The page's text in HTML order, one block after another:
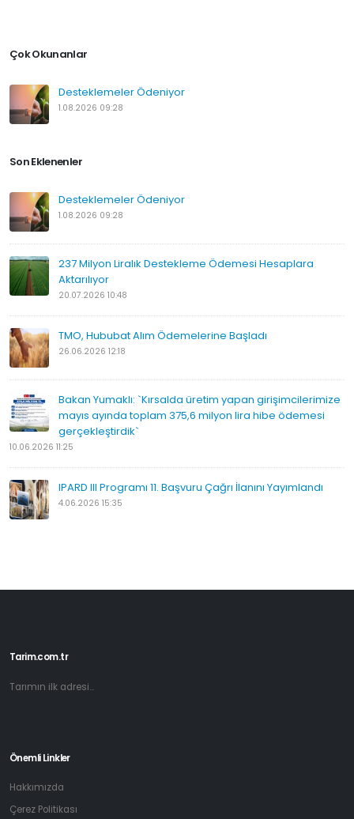
Çok Okunanlar
Desteklemeler Ödeniyor
1.08.2026 09:28
Son Eklenenler
Desteklemeler Ödeniyor
1.08.2026 09:28
237 Milyon Liralık Destekleme Ödemesi Hesaplara
Aktarılıyor
20.07.2026 10:48
TMO, Hububat Alım Ödemelerine Başladı
26.06.2026 12:18
Bakan Yumaklı: `Kırsalda üretim yapan girişimcilerimize
mayıs ayında toplam 375,6 milyon lira hibe ödemesi
gerçekleştirdik`
10.06.2026 11:25
IPARD III Programı 11. Başvuru Çağrı İlanını Yayımlandı
4.06.2026 15:35
Tarim.com.tr
Tarımın ilk adresi...
Önemli Linkler
Hakkımızda
Çerez Politikası